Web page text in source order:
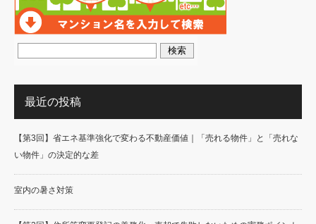
最近の投稿
【第3回】省エネ基準強化で変わる不動産価値｜「売れる物件」と「売れな
い物件」の決定的な差
室内の暑さ対策